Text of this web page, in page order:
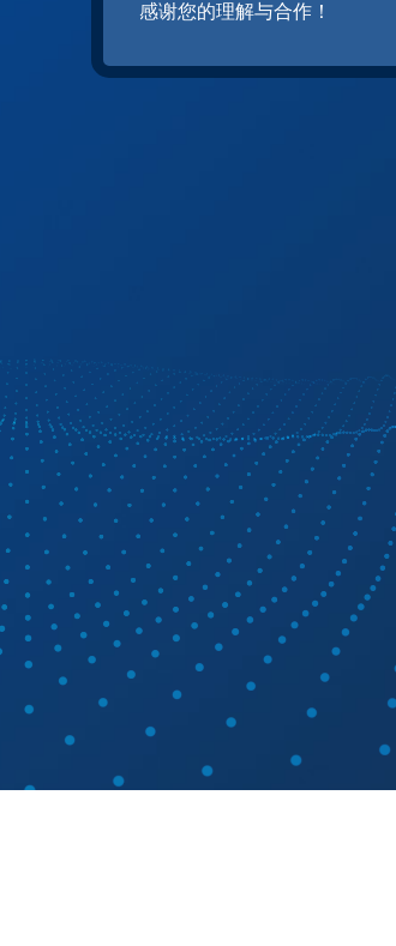
感谢您的理解与合作！